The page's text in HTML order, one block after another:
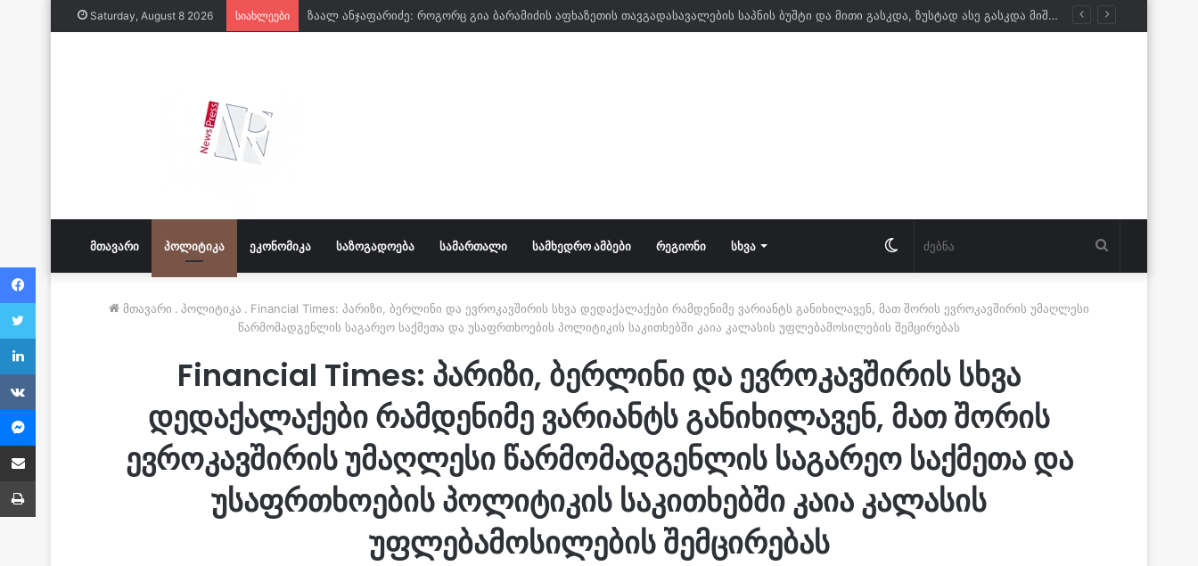
Saturday, August 8 2026 სიახლეები ზაალ ანჯაფარიძე: როგორც გია ბარამიძის აფხაზეთის თავგადასავალების საპნის ბუშტი და მითი გასკდა, ზუსტად ასე გასკდა მიშა მშვილდაძის ვითომ რუსეთთან მებრძოლის მითი, ისევე როგორც ცოტა ხანში ვიხილავთ სხვა ვითომ „ანტირუსების“ მითების და ბუშტების გასკდომის სერიას
ᲛᲗᲐᲕᲐᲠᲘ ᲞᲝᲚᲘᲢᲘᲙᲐ ᲔᲙᲝᲜᲝᲛᲘᲙᲐ ᲡᲐᲖᲝᲒᲐᲓᲝᲔᲑᲐ ᲡᲐᲛᲐᲠᲗᲐᲚᲘ ᲡᲐᲛᲮᲔᲓᲠᲝ ᲐᲛᲑᲔᲑᲘ ᲠᲔᲒᲘᲝᲜᲘ ᲡᲮᲕᲐ Switch
skin
მთავარი . პოლიტიკა . Financial Times: პარიზი, ბერლინი და ევროკავშირის სხვა დედაქალაქები რამდენიმე ვარიანტს განიხილავენ, მათ შორის ევროკავშირის უმაღლესი
წარმომადგენლის საგარეო საქმეთა და უსაფრთხოების პოლიტიკის საკითხებში კაია კალასის უფლებამოსილების შემცირებას
Financial Times: პარიზი, ბერლინი და ევროკავშირის სხვა
დედაქალაქები რამდენიმე ვარიანტს განიხილავენ, მათ შორის
ევროკავშირის უმაღლესი წარმომადგენლის საგარეო საქმეთა და
უსაფრთხოების პოლიტიკის საკითხებში კაია კალასის
უფლებამოსილების შემცირებას
Facebook
Twitter
LinkedIn
VKontakte
Messenger
Share via Email